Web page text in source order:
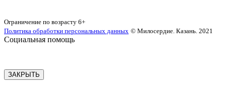
Ограничение по возрасту 6+
Политика обработки персональных данных © Милосердие. Казань. 2021
Социальная помощь
ЗАКРЫТЬ